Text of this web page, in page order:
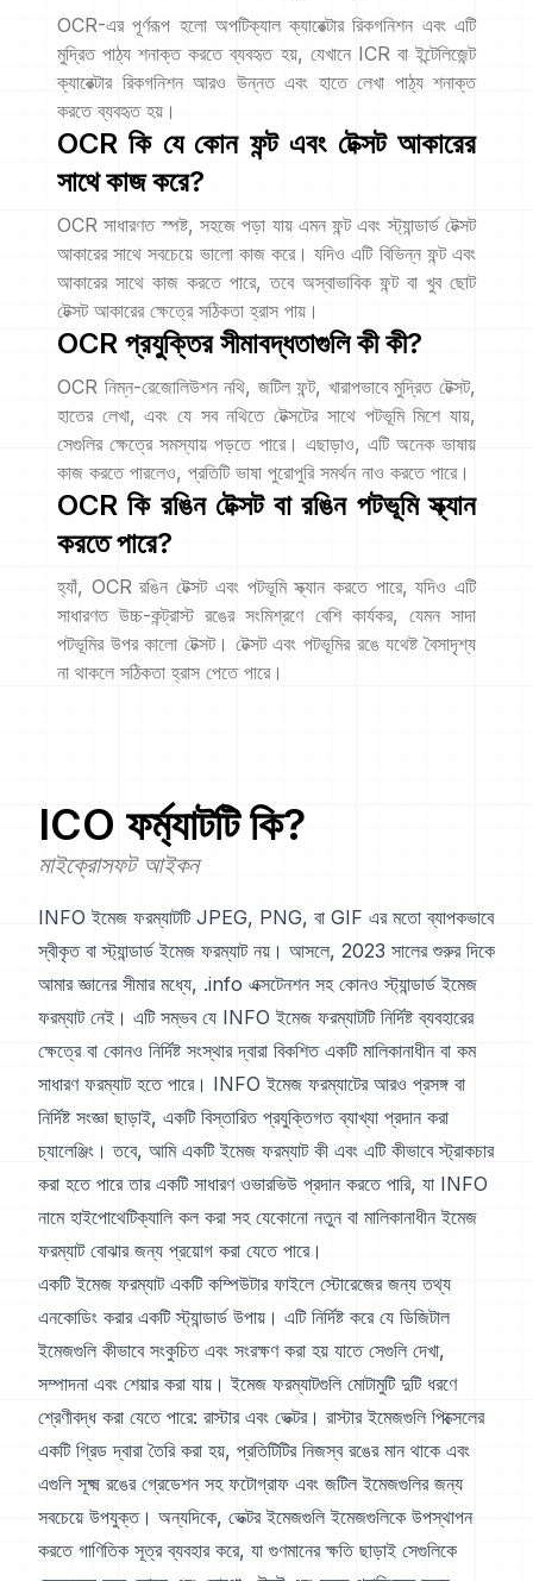
OCR-এর পূর্ণরূপ হলো অপটিক্যাল ক্যারেক্টার রিকগনিশন এবং এটি
মুদ্রিত পাঠ্য শনাক্ত করতে ব্যবহৃত হয়, যেখানে ICR বা ইন্টেলিজেন্ট
ক্যারেক্টার রিকগনিশন আরও উন্নত এবং হাতে লেখা পাঠ্য শনাক্ত
করতে ব্যবহৃত হয়।
OCR কি যে কোন ফন্ট এবং টেক্সট আকারের
সাথে কাজ করে?
OCR সাধারণত স্পষ্ট, সহজে পড়া যায় এমন ফন্ট এবং স্ট্যান্ডার্ড টেক্সট
আকারের সাথে সবচেয়ে ভালো কাজ করে। যদিও এটি বিভিন্ন ফন্ট এবং
আকারের সাথে কাজ করতে পারে, তবে অস্বাভাবিক ফন্ট বা খুব ছোট
টেক্সট আকারের ক্ষেত্রে সঠিকতা হ্রাস পায়।
OCR প্রযুক্তির সীমাবদ্ধতাগুলি কী কী?
OCR নিম্ন-রেজোলিউশন নথি, জটিল ফন্ট, খারাপভাবে মুদ্রিত টেক্সট,
হাতের লেখা, এবং যে সব নথিতে টেক্সটের সাথে পটভূমি মিশে যায়,
সেগুলির ক্ষেত্রে সমস্যায় পড়তে পারে। এছাড়াও, এটি অনেক ভাষায়
কাজ করতে পারলেও, প্রতিটি ভাষা পুরোপুরি সমর্থন নাও করতে পারে।
OCR কি রঙিন টেক্সট বা রঙিন পটভূমি স্ক্যান
করতে পারে?
হ্যাঁ, OCR রঙিন টেক্সট এবং পটভূমি স্ক্যান করতে পারে, যদিও এটি
সাধারণত উচ্চ-কন্ট্রাস্ট রঙের সংমিশ্রণে বেশি কার্যকর, যেমন সাদা
পটভূমির উপর কালো টেক্সট। টেক্সট এবং পটভূমির রঙে যথেষ্ট বৈসাদৃশ্য
না থাকলে সঠিকতা হ্রাস পেতে পারে।
ICO ফর্ম্যাটটি কি?
মাইক্রোসফট আইকন
INFO ইমেজ ফরম্যাটটি JPEG, PNG, বা GIF এর মতো ব্যাপকভাবে
স্বীকৃত বা স্ট্যান্ডার্ড ইমেজ ফরম্যাট নয়। আসলে, 2023 সালের শুরুর দিকে
আমার জ্ঞানের সীমার মধ্যে, .info এক্সটেনশন সহ কোনও স্ট্যান্ডার্ড ইমেজ
ফরম্যাট নেই। এটি সম্ভব যে INFO ইমেজ ফরম্যাটটি নির্দিষ্ট ব্যবহারের
ক্ষেত্রে বা কোনও নির্দিষ্ট সংস্থার দ্বারা বিকশিত একটি মালিকানাধীন বা কম
সাধারণ ফরম্যাট হতে পারে। INFO ইমেজ ফরম্যাটের আরও প্রসঙ্গ বা
নির্দিষ্ট সংজ্ঞা ছাড়াই, একটি বিস্তারিত প্রযুক্তিগত ব্যাখ্যা প্রদান করা
চ্যালেঞ্জিং। তবে, আমি একটি ইমেজ ফরম্যাট কী এবং এটি কীভাবে স্ট্রাকচার
করা হতে পারে তার একটি সাধারণ ওভারভিউ প্রদান করতে পারি, যা INFO
নামে হাইপোথেটিক্যালি কল করা সহ যেকোনো নতুন বা মালিকানাধীন ইমেজ
ফরম্যাট বোঝার জন্য প্রয়োগ করা যেতে পারে।
একটি ইমেজ ফরম্যাট একটি কম্পিউটার ফাইলে স্টোরেজের জন্য তথ্য
এনকোডিং করার একটি স্ট্যান্ডার্ড উপায়। এটি নির্দিষ্ট করে যে ডিজিটাল
ইমেজগুলি কীভাবে সংকুচিত এবং সংরক্ষণ করা হয় যাতে সেগুলি দেখা,
সম্পাদনা এবং শেয়ার করা যায়। ইমেজ ফরম্যাটগুলি মোটামুটি দুটি ধরণে
শ্রেণীবদ্ধ করা যেতে পারে: রাস্টার এবং ভেক্টর। রাস্টার ইমেজগুলি পিক্সেলের
একটি গ্রিড দ্বারা তৈরি করা হয়, প্রতিটিটির নিজস্ব রঙের মান থাকে এবং
এগুলি সূক্ষ্ম রঙের গ্রেডেশন সহ ফটোগ্রাফ এবং জটিল ইমেজগুলির জন্য
সবচেয়ে উপযুক্ত। অন্যদিকে, ভেক্টর ইমেজগুলি ইমেজগুলিকে উপস্থাপন
করতে গাণিতিক সূত্র ব্যবহার করে, যা গুণমানের ক্ষতি ছাড়াই সেগুলিকে